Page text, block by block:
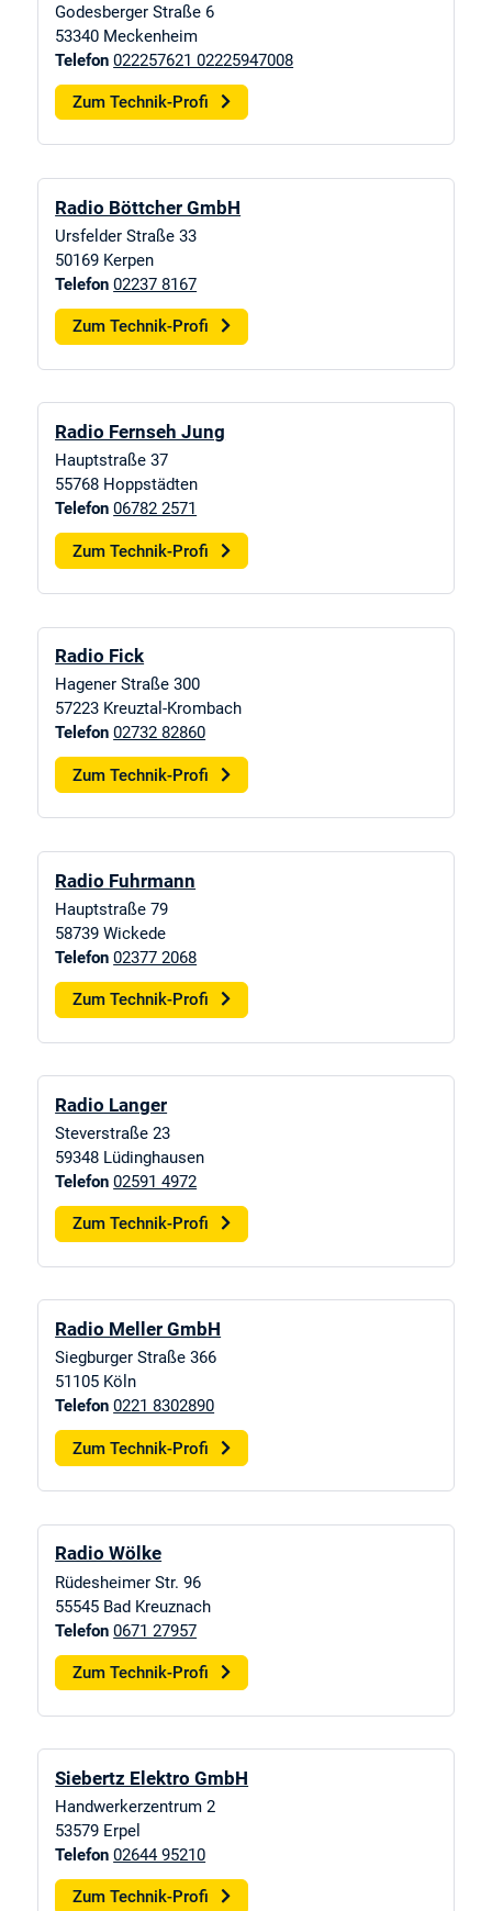
Godesberger Straße 6
53340 Meckenheim
Telefon 022257621 02225947008
Zum Technik-Profi
Radio Böttcher GmbH
Ursfelder Straße 33
50169 Kerpen
Telefon 02237 8167
Zum Technik-Profi
Radio Fernseh Jung
Hauptstraße 37
55768 Hoppstädten
Telefon 06782 2571
Zum Technik-Profi
Radio Fick
Hagener Straße 300
57223 Kreuztal-Krombach
Telefon 02732 82860
Zum Technik-Profi
Radio Fuhrmann
Hauptstraße 79
58739 Wickede
Telefon 02377 2068
Zum Technik-Profi
Radio Langer
Steverstraße 23
59348 Lüdinghausen
Telefon 02591 4972
Zum Technik-Profi
Radio Meller GmbH
Siegburger Straße 366
51105 Köln
Telefon 0221 8302890
Zum Technik-Profi
Radio Wölke
Rüdesheimer Str. 96
55545 Bad Kreuznach
Telefon 0671 27957
Zum Technik-Profi
Siebertz Elektro GmbH
Handwerkerzentrum 2
53579 Erpel
Telefon 02644 95210
Zum Technik-Profi